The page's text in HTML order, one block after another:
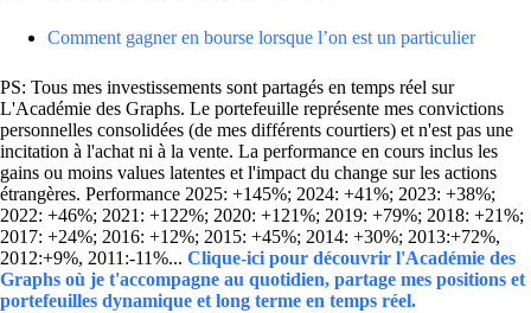
Comment gagner en bourse lorsque l’on est un particulier
PS: Tous mes investissements sont partagés en temps réel sur
L'Académie des Graphs. Le portefeuille représente mes convictions
personnelles consolidées (de mes différents courtiers) et n'est pas une
incitation à l'achat ni à la vente. La performance en cours inclus les
gains ou moins values latentes et l'impact du change sur les actions
étrangères. Performance 2025: +145%; 2024: +41%; 2023: +38%;
2022: +46%; 2021: +122%; 2020: +121%; 2019: +79%; 2018: +21%;
2017: +24%; 2016: +12%; 2015: +45%; 2014: +30%; 2013:+72%,
2012:+9%, 2011:-11%... Clique-ici pour découvrir l'Académie des
Graphs où je t'accompagne au quotidien, partage mes positions et
portefeuilles dynamique et long terme en temps réel.